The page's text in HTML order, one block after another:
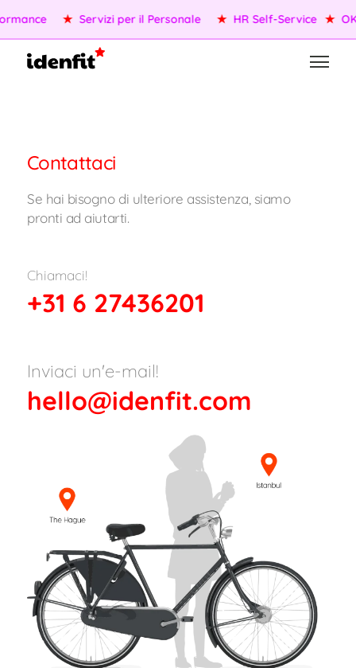
★ Servizi per il Personale ★ HR Self-Service ★
Contattaci
Se hai bisogno di ulteriore assistenza, siamo
pronti ad aiutarti.
Chiamaci!
+31 6 27436201
Inviaci un'e-mail!
hello@idenfit.com